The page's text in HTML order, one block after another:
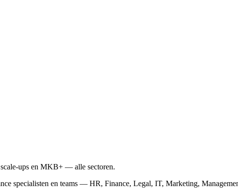
ups en MKB+ — alle sectoren.
specialisten en teams — HR, Finance, Legal, IT, Marketing,